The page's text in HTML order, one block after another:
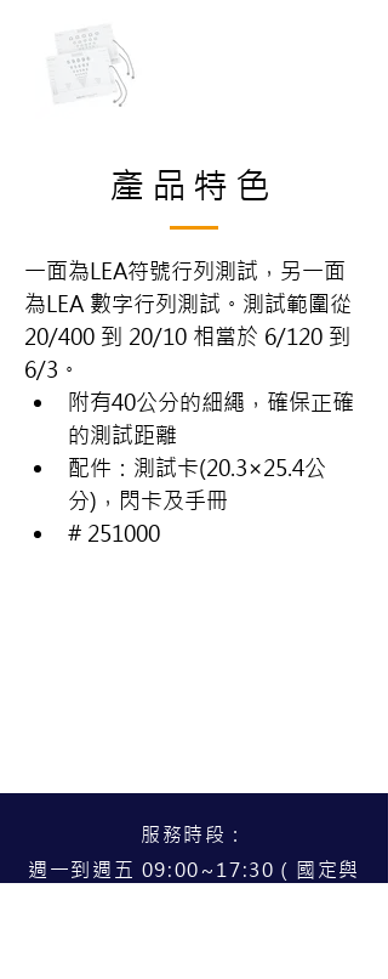
產品特色
一面為LEA符號行列測試，另一面
為LEA 數字行列測試。測試範圍從
20/400 到 20/10 相當於 6/120 到
6/3。
附有40公分的細繩，確保正確
的測試距離
配件：測試卡(20.3×25.4公
分)，閃卡及手冊
# 251000
服務時段：
週一到週五 09:00~17:30（國定與